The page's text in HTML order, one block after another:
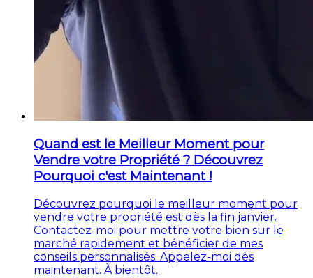
Quand est le Meilleur Moment pour
Vendre votre Propriété ? Découvrez
Pourquoi c'est Maintenant !
Découvrez pourquoi le meilleur moment pour
vendre votre propriété est dès la fin janvier.
Contactez-moi pour mettre votre bien sur le
marché rapidement et bénéficier de mes
conseils personnalisés. Appelez-moi dès
maintenant. À bientôt.